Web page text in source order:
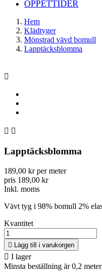
ÖPPETTIDER
Hem
Klädtyger
Mönstrad vävd bomull
Lapptäcksblomma

 
Lapptäcksblomma
189,00 kr per meter
pris 189,00 kr
Inkl. moms
Vävt tyg i 98% bomull 2%
Kvantitet
 Lägg till i varukorgen
 I lager
Minsta beställning är 0,2 meter